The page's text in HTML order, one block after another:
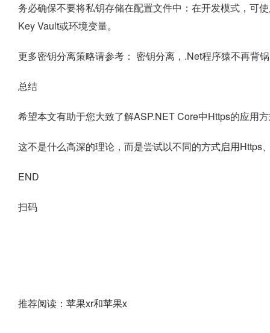
务必确保不要将私钥存储在配置文件中：在开发模式，可
Key Vault或环境变量。
更多密钥分离策略请参考： 密钥分离，.Net程序猿不再背锅
总结
希望本文有助于您大致了解ASP.NET Core中Https的应用
这不是什么高深的理论，而是尝试以不同的方式启用Https
END
扫码
推荐阅读： 苹果xr和苹果x